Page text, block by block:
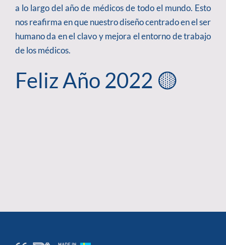
a lo largo del año de médicos de todo el mundo. Esto
nos reafirma en que nuestro diseño centrado en el ser
humano da en el clavo y mejora el entorno de trabajo
de los médicos.
Feliz Año 2022 🟡